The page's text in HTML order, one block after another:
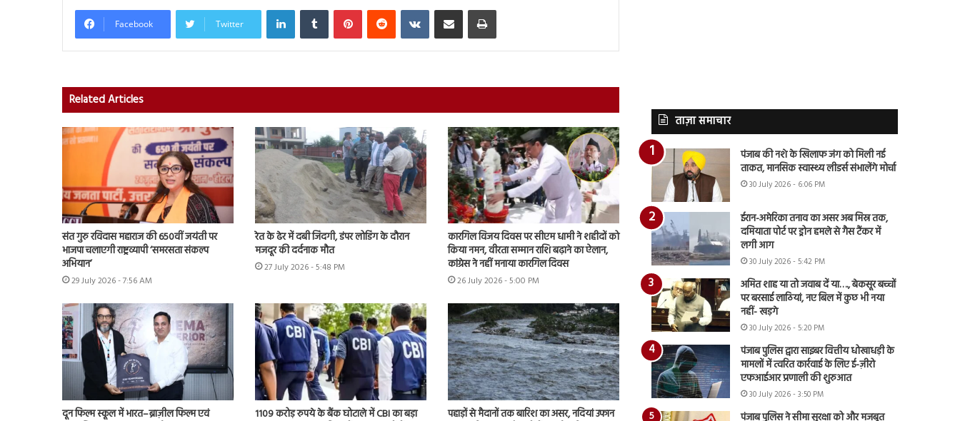
Facebook Twitter
LinkedInTumblr PinterestReddit VKontakteShare via Email Print
Related Articles
संत गुरु रविदास महाराज की 650वीं जयंती पर
भाजपा चलाएगी राष्ट्रव्यापी ‘समरसता संकल्प
अभियान’
29 July 2026 - 7:56 AM
रेत के ढेर में दबी जिंदगी, डंपर लोडिंग के दौरान
मजदूर की दर्दनाक मौत
27 July 2026 - 5:48 PM
कारगिल विजय दिवस पर सीएम धामी ने शहीदों को
किया नमन, वीरता सम्मान राशि बढ़ाने का ऐलान,
कांग्रेस ने नहीं मनाया कारगिल दिवस
26 July 2026 - 5:00 PM
दून फिल्म स्कूल में भारत–ब्राज़ील फिल्म एवं
1109 करोड़ रुपये के बैंक घोटाले में CBI का बड़ा
पहाड़ों से मैदानों तक बारिश का असर, नदियां उफान
ताज़ा समाचार
पंजाब की नशे के खिलाफ जंग को मिली नई
ताकत, मानसिक स्वास्थ्य लीडर्स संभालेंगे मोर्चा
30 July 2026 - 6:06 PM
ईरान-अमेरिका तनाव का असर अब मिस्र तक,
दमियाता पोर्ट पर ड्रोन हमले से गैस टैंकर में
लगी आग
30 July 2026 - 5:42 PM
अमित शाह या तो जवाब दें या…., बेकसूर बच्चों
पर बरसाई लाठियां, नए बिल में कुछ भी नया
नहीं- खड़गे
30 July 2026 - 5:20 PM
पंजाब पुलिस द्वारा साइबर वित्तीय धोखाधड़ी के
मामलों में त्वरित कार्रवाई के लिए ई-ज़ीरो
एफआईआर प्रणाली की शुरुआत
30 July 2026 - 3:50 PM
पंजाब पुलिस ने सीमा सुरक्षा को और मजबूत